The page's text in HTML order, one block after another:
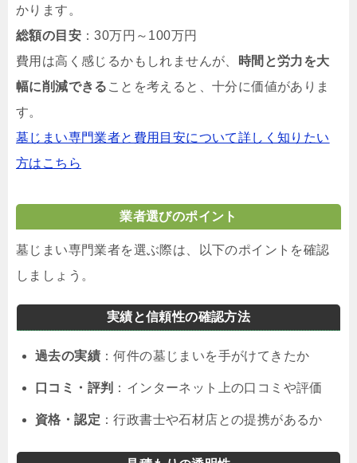
かります。
総額の目安 ：30万円～100万円
費用は高く感じるかもしれませんが、
時間と労力を大
幅に削減できる ことを考えると、十分に価値がありま
す。
墓じまい専門業者と費用目安について詳しく知りたい
方はこちら
業者選びのポイント
墓じまい専門業者を選ぶ際は、以下のポイントを確認
しましょう。
実績と信頼性の確認方法
過去の実績 ：何件の墓じまいを手がけてきたか
口コミ・評判 ：インターネット上の口コミや評価
資格・認定 ：行政書士や石材店との提携があるか